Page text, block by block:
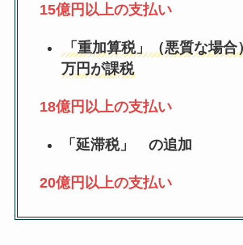
15億円以上の支払い
「重加算税」（悪質な場
万円が課税
18億円以上の支払い
「延滞税」 の追加
20億円以上の支払い